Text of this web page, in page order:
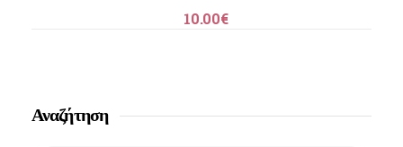
10.00€
Αναζήτηση